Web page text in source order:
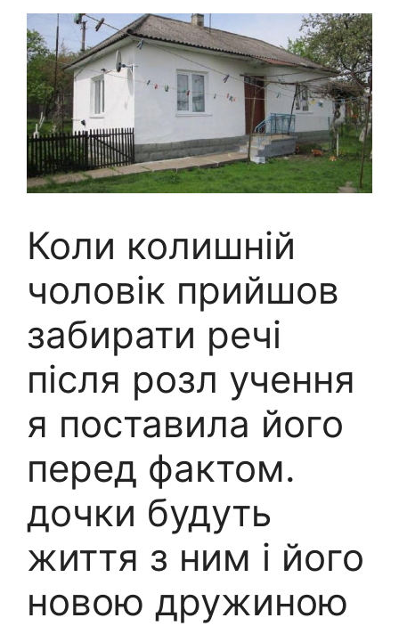
Коли колишній
чоловік прийшов
забирати речі
після розл учення
я поставила його
перед фактом.
дочки будуть
життя з ним і його
новою дружиною